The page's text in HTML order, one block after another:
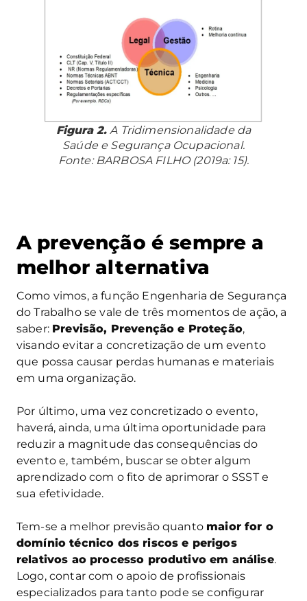
Figura 2. A Tridimensionalidade da
Saúde e Segurança Ocupacional.
Fonte: BARBOSA FILHO (2019a: 15).
A prevenção é sempre a
melhor alternativa
Como vimos, a função Engenharia de Segurança
do Trabalho se vale de três momentos de ação, a
saber: Previsão, Prevenção e Proteção,
visando evitar a concretização de um evento
que possa causar perdas humanas e materiais
em uma organização.
Por último, uma vez concretizado o evento,
haverá, ainda, uma última oportunidade para
reduzir a magnitude das consequências do
evento e, também, buscar se obter algum
aprendizado com o fito de aprimorar o SSST e
sua efetividade.
Tem-se a melhor previsão quanto maior for o
domínio técnico dos riscos e perigos
relativos ao processo produtivo em análise.
Logo, contar com o apoio de profissionais
especializados para tanto pode se configurar